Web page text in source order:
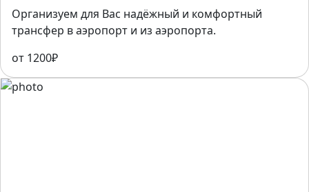
Организуем для Вас надёжный и комфортный
трансфер в аэропорт и из аэропорта.
от 1200₽